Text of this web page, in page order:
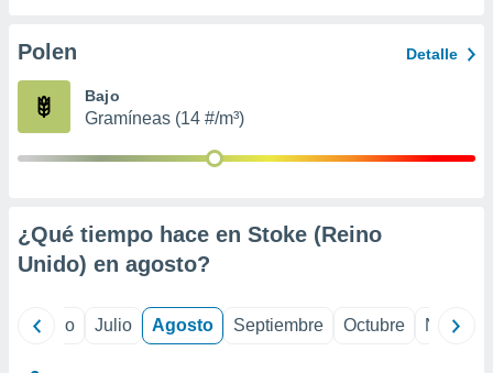
e
mediante
publicidad
publicidad
de
Polen Detalle
Bajo
Gramíneas (14 #/m³)
¿Qué tiempo hace en Stoke (Reino
Unido) en agosto?
Junio Julio Agosto Septiembre Octubre